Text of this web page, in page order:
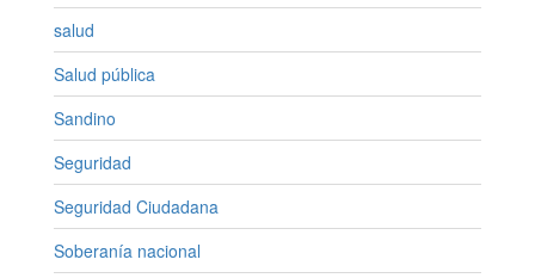
salud
Salud pública
Sandino
Seguridad
Seguridad Ciudadana
Soberanía nacional